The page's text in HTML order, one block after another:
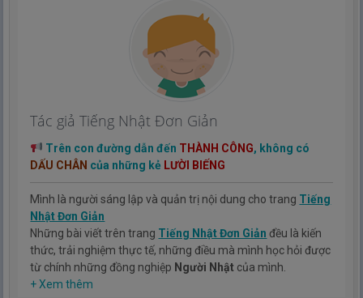
Tác giả Tiếng Nhật Đơn Giản
Trên con đường dẫn đến THÀNH CÔNG, không có
DẤU CHÂN của những kẻ LƯỜI BIẾNG
Mình là người sáng lập và quản trị nội dung cho trang Tiếng
Nhật Đơn Giản
Những bài viết trên trang Tiếng Nhật Đơn Giản đều là kiến
thức, trải nghiệm thực tế, những điều mà mình học hỏi được
từ chính những đồng nghiệp Người Nhật của mình.
Hy vọng rằng kinh nghiệm mà mình có được sẽ giúp các bạn
+ Xem thêm